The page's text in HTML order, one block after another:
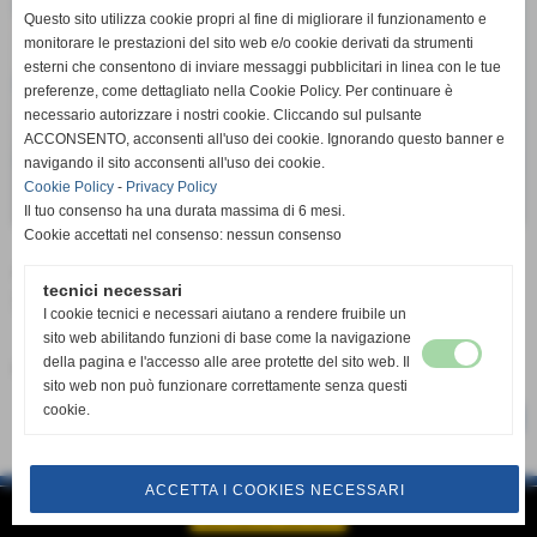
SQUADRA
CITERONI GIUSEPPE MASSIMO
Questo sito utilizza cookie propri al fine di migliorare il funzionamento e
monitorare le prestazioni del sito web e/o cookie derivati da strumenti
esterni che consentono di inviare messaggi pubblicitari in linea con le tue
preferenze, come dettagliato nella Cookie Policy. Per continuare è
necessario autorizzare i nostri cookie. Cliccando sul pulsante
ACCONSENTO, acconsenti all'uso dei cookie. Ignorando questo banner e
navigando il sito acconsenti all'uso dei cookie.
Cookie Policy - Privacy Policy
Il tuo consenso ha una durata massima di 6 mesi.
Cookie accettati nel consenso: nessun consenso
tecnici necessari
I cookie tecnici e necessari aiutano a rendere fruibile un
sito web abilitando funzioni di base come la navigazione
della pagina e l'accesso alle aree protette del sito web. Il
sito web non può funzionare correttamente senza questi
cookie.
ACCETTA I COOKIES NECESSARI
GESTISCI IL TUO SITO